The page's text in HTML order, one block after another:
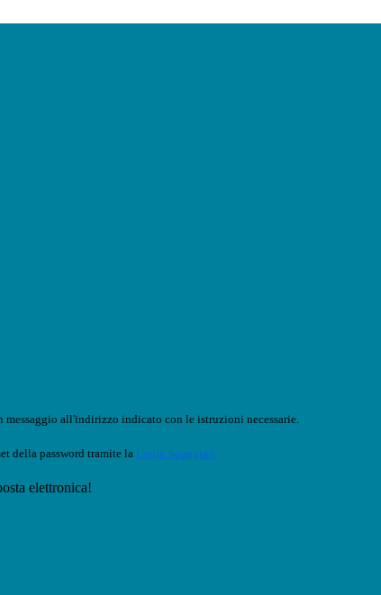
messaggio all'indirizzo indicato con le istruzioni necessarie.
della password tramite la Login Spaggiari
elettronica!